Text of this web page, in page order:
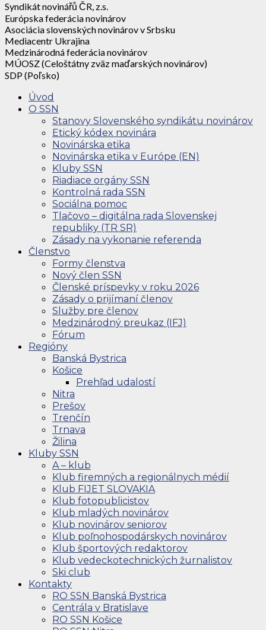
Syndikát novinářů ČR, z.s.
Európska federácia novinárov
Asociácia slovenských novinárov v Srbsku
Mediacentr Ukrajina
Medzinárodná federácia novinárov
MÚOSZ (Celoštátny zväz maďarských novinárov)
SDP (Poľsko)
Úvod
O SSN
Stanovy Slovenského syndikátu novinárov
Etický kódex novinára
Novinárska etika
Novinárska etika v Európe (EN)
Kluby SSN
Riadiace orgány SSN
Kontrolná rada SSN
Sociálna pomoc
Tlačovo – digitálna rada Slovenskej
republiky (TR SR)
Zásady na vykonanie referenda
Členstvo
Formy členstva
Nový člen SSN
Členské príspevky v roku 2026
Zásady o prijímaní členov
Služby pre členov
Medzinárodný preukaz (IFJ)
Fórum
Regióny
Banská Bystrica
Košice
Prehľad udalostí
Nitra
Prešov
Trenčín
Trnava
Žilina
Kluby SSN
A – klub
Klub firemných a regionálnych médií
Klub FIJET SLOVAKIA
Klub fotopublicistov
Klub mladých novinárov
Klub novinárov seniorov
Klub poľnohospodárskych novinárov
Klub športových redaktorov
Klub vedeckotechnických žurnalistov
Ski club
Kontakty
RO SSN Banská Bystrica
Centrála v Bratislave
RO SSN Košice